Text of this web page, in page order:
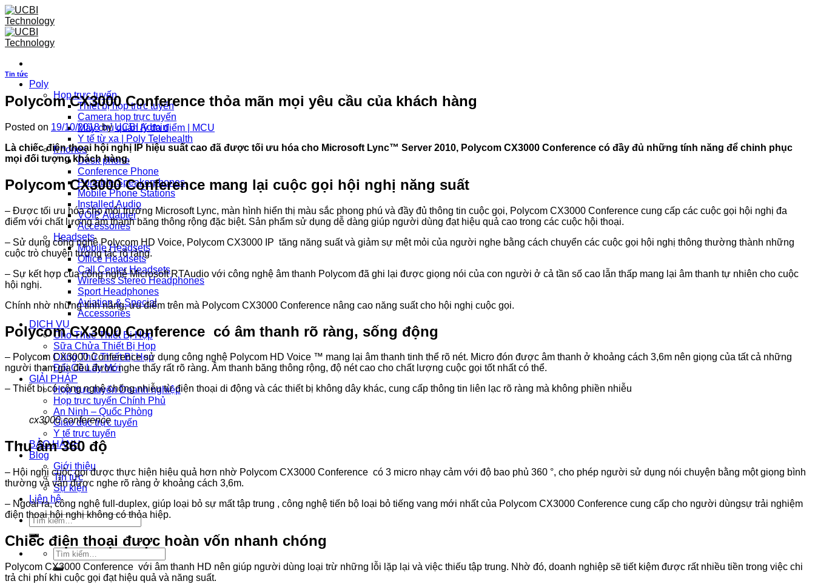
Skip
to
content
Poly
Họp trực tuyến
Thiết bị họp trực tuyến
Camera họp trực tuyến
Máy chủ quản lý đa điểm | MCU
Y tế từ xa | Poly Telehealth
Phones
Desk phone
Conference Phone
Portable Speakerphones
Mobile Phone Stations
Installed Audio
VOIP Adapter
Accessories
Headsets
Mobile Headsets
Office Headsets
Call Center Headsets
Wireless Stereo Headphones
Sport Headphones
Aviation & Special
Accessories
DỊCH VỤ
Cho Thuê Thiết Bị Họp
Sữa Chửa Thiết Bị Họp
Dùng Thử Thiết Bị Họp
Đổi Cũ Lấy Mới
GIẢI PHÁP
Họp trực tuyến Doanh nghiệp
Họp trực tuyến Chính Phủ
An Ninh – Quốc Phòng
Giáo dục trực tuyến
Y tế trực tuyến
BẢO HÀNH
Blog
Giới thiệu
Tin tức
Sự kiện
Liên hệ
Tìm
kiếm:
Tìm
kiếm:
Tin tức
Polycom CX3000 Conference thỏa mãn mọi yêu cầu của khách hàng
Posted on 19/10/2018byUCBI Admin
Là chiếc điện thoại hội nghị IP hiệu suất cao đã được tối ưu hóa cho Microsoft Lync™ Server 2010, Polycom CX3000 Conference có đầy đủ những tính năng để chinh phục
mọi đối tượng khách hàng.
Polycom CX3000 Conference mang lại cuộc gọi hội nghị năng suất
– Được tối ưu hóa cho môi trường Microsoft Lync, màn hình hiển thị màu sắc phong phú và đầy đủ thông tin cuộc gọi, Polycom CX3000 Conference cung cấp các cuộc gọi hội nghị đa
điểm với chất lượng âm thanh băng thông rộng đặc biệt. Sản phẩm sử dụng dễ dàng giúp người dùng đạt hiệu quả cao trong các cuộc hội thoại.
– Sử dụng công nghệ Polycom HD Voice, Polycom CX3000 IP tăng năng suất và giảm sự mệt mỏi của người nghe bằng cách chuyển các cuộc gọi hội nghị thông thường thành những
cuộc trò chuyện tương tác rõ ràng.
– Sự kết hợp của công nghệ Microsoft RTAudio với công nghệ âm thanh Polycom đã ghi lại được giọng nói của con người ở cả tần số cao lẫn thấp mang lại âm thanh tự nhiên cho cuộc
hội nghị.
Chính nhờ những tính năng, ưu điểm trên mà Polycom CX3000 Conference nâng cao năng suất cho hội nghị cuộc gọi.
Polycom CX3000 Conference có âm thanh rõ ràng, sống động
– Polycom CX3000 Conference sử dụng công nghệ Polycom HD Voice ™ mang lại âm thanh tinh thể rõ nét. Micro đón được âm thanh ở khoảng cách 3,6m nên giọng của tất cả những
người tham gia đều được nghe thấy rất rõ ràng. Âm thanh băng thông rộng, độ nét cao cho chất lượng cuộc gọi tốt nhất có thể.
– Thiết bị có công nghệ chống nhiễu từ điện thoại di động và các thiết bị không dây khác, cung cấp thông tin liên lạc rõ ràng mà không phiền nhiễu
cx3000 conference
Thu âm 360 độ
– Hội nghị cuộc gọi được thực hiện hiệu quả hơn nhờ Polycom CX3000 Conference có 3 micro nhạy cảm với độ bao phủ 360 °, cho phép người sử dụng nói chuyện bằng một giọng bình
thường và vẫn được nghe rõ ràng ở khoảng cách 3,6m.
– Ngoài ra, công nghệ full-duplex, giúp loại bỏ sự mất tập trung , công nghệ tiến bộ loại bỏ tiếng vang mới nhất của Polycom CX3000 Conference cung cấp cho người dùngsự trải nghiệm
điện thoại hội nghị không có thỏa hiệp.
Chiếc điện thoại được hoàn vốn nhanh chóng
Polycom CX3000 Conference với âm thanh HD nên giúp người dùng loại trừ những lỗi lặp lại và việc thiếu tập trung. Nhờ đó, doanh nghiệp sẽ tiết kiệm được rất nhiều tiền trong việc chi
trả chi phí khi cuộc gọi đạt hiệu quả và năng suất.